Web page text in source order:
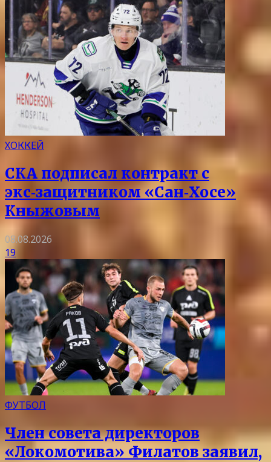
ХОККЕЙ
СКА подписал контракт с
экс‑защитником «Сан‑Хосе»
Кныжовым
08.08.2026
19
ФУТБОЛ
Член совета директоров
«Локомотива» Филатов заявил,